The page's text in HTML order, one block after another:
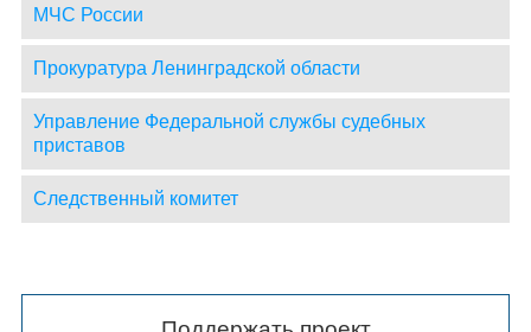
МЧС России
Прокуратура Ленинградской области
Управление Федеральной службы судебных
приставов
Следственный комитет